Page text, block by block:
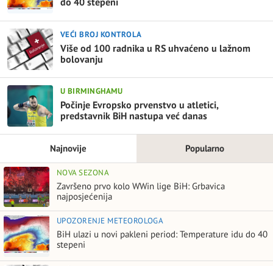
VEĆI BROJ KONTROLA
Više od 100 radnika u RS uhvaćeno u lažnom
bolovanju
U BIRMINGHAMU
Počinje Evropsko prvenstvo u atletici,
predstavnik BiH nastupa već danas
Najnovije Popularno
NOVA SEZONA
Završeno prvo kolo WWin lige BiH: Grbavica
najposjećenija
UPOZORENJE METEOROLOGA
BiH ulazi u novi pakleni period: Temperature idu do 40
stepeni